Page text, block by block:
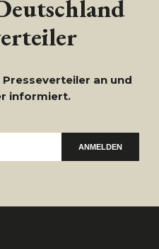
an und
informiert.
ANMELDEN